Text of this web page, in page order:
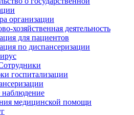
организации
хозяйственная деятельность
для пациентов
по диспансеризации
госпитализации
наблюдение
медицинской помощи